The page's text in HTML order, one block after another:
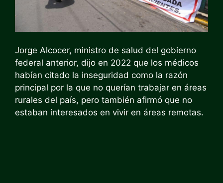
Jorge Alcocer, ministro de salud del gobierno
federal anterior, dijo en 2022 que los médicos
habían citado la inseguridad como la razón
principal por la que no querían trabajar en áreas
rurales del país, pero también afirmó que no
estaban interesados ​​en vivir en áreas remotas.